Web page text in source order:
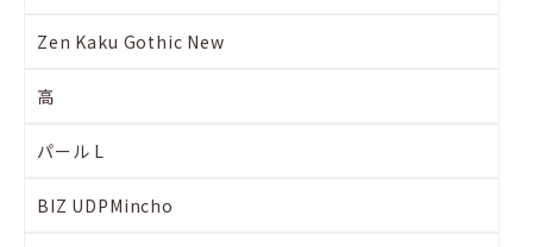
Zen Kaku Gothic New
高
パール L
BIZ UDPMincho